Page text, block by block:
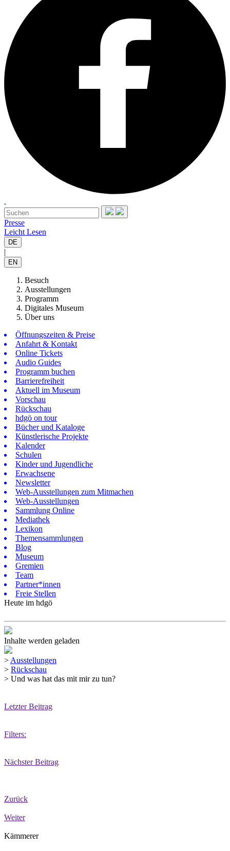
Presse
Leicht Lesen
DE
|
EN
Besuch
Ausstellungen
Programm
Digitales Museum
Über uns
Öffnungszeiten & Preise
Anfahrt & Kontakt
Online Tickets
Audio Guides
Programm buchen
Barrierefreiheit
Aktuell im Museum
Vorschau
Rückschau
hdgö on tour
Bücher und Kataloge
Künstlerische Projekte
Kalender
Schulen
Kinder und Jugendliche
Erwachsene
Newsletter
Web-Ausstellungen zum Mitmachen
Web-Ausstellungen
Sammlung Online
Mediathek
Lexikon
Themensammlungen
Blog
Museum
Gremien
Team
Partner*innen
Freie Stellen
Heute im hdgö
Inhalte werden geladen
> Ausstellungen
> Rückschau
> Und was hat das mit mir zu tun?
Letzter Beitrag
Filters:
Nächster Beitrag
Zurück
Weiter
Kämmerer